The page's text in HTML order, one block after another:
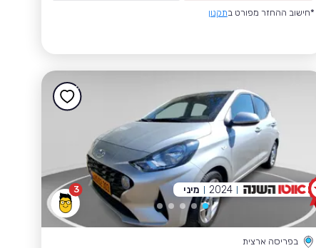
*חישוב ההחזר מפורט בתקנון
3
בפריסה ארצית
2024 מיני